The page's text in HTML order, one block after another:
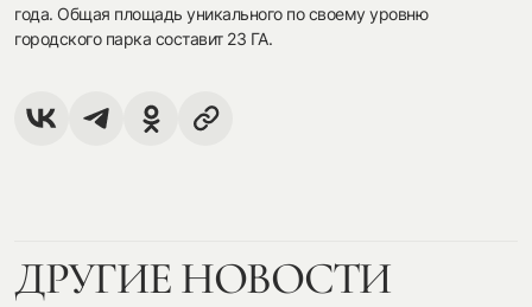
года. Общая площадь уникального по своему уровню
городского парка составит 23 ГА.
ДРУГИЕ НОВОСТИ